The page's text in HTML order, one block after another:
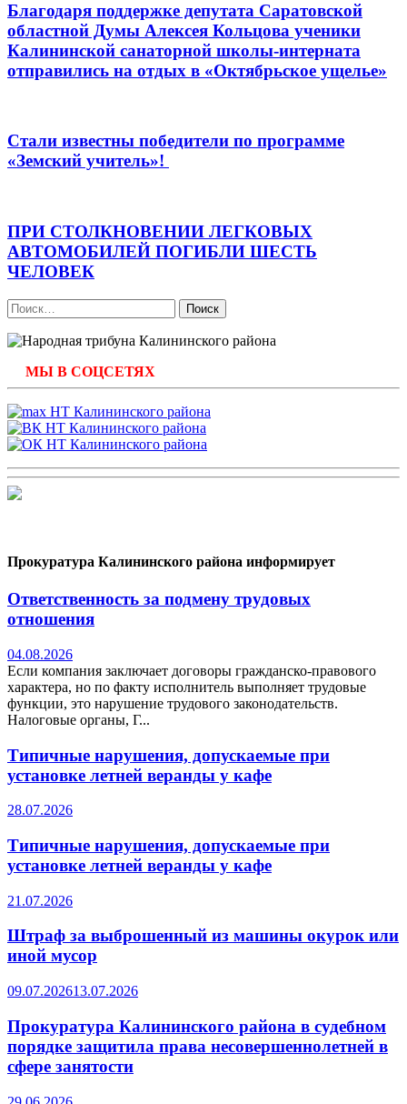
Благодаря поддержке депутата Саратовской
областной Думы Алексея Кольцова ученики
Калининской санаторной школы-интерната
отправились на отдых в «Октябрьское ущелье»
Стали известны победители по программе
«Земский учитель»!
ПРИ СТОЛКНОВЕНИИ ЛЕГКОВЫХ
АВТОМОБИЛЕЙ ПОГИБЛИ ШЕСТЬ
ЧЕЛОВЕК
Найти:
МЫ В СОЦСЕТЯХ
Прокуратура Калининского района информирует
Ответственность за подмену трудовых
отношения
04.08.2026
Если компания заключает договоры гражданско-правового
характера, но по факту исполнитель выполняет трудовые
функции, это нарушение трудового законодательств.
Налоговые органы, Г...
Типичные нарушения, допускаемые при
установке летней веранды у кафе
28.07.2026
Типичные нарушения, допускаемые при
установке летней веранды у кафе
21.07.2026
Штраф за выброшенный из машины окурок или
иной мусор
09.07.202613.07.2026
Прокуратура Калининского района в судебном
порядке защитила права несовершеннолетней в
сфере занятости